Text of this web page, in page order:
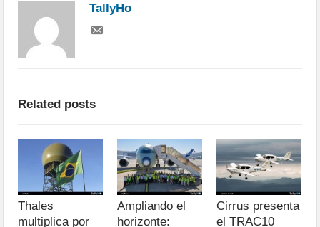
TallyHo
Related posts
Thales
multiplica por
Ampliando el
horizonte:
Cirrus presenta
el TRAC10